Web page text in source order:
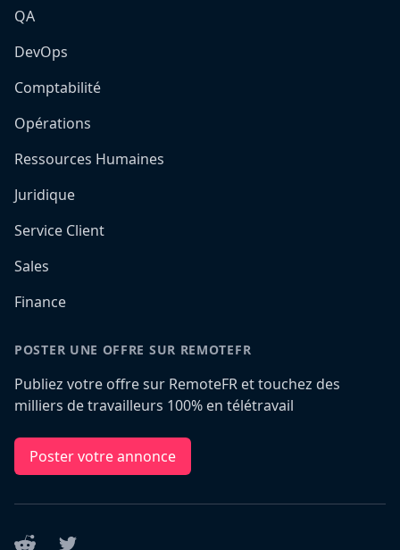
QA
DevOps
Comptabilité
Opérations
Ressources Humaines
Juridique
Service Client
Sales
Finance
POSTER UNE OFFRE SUR REMOTEFR
Publiez votre offre sur RemoteFR et touchez des
milliers de travailleurs 100% en télétravail
Poster votre annonce
Reddit Twitter